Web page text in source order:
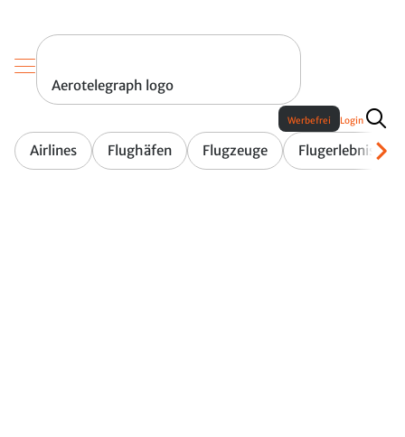
Aerotelegraph logo
Airlines Flughäfen Flugzeuge Flugerlebnis
Werbefrei Login